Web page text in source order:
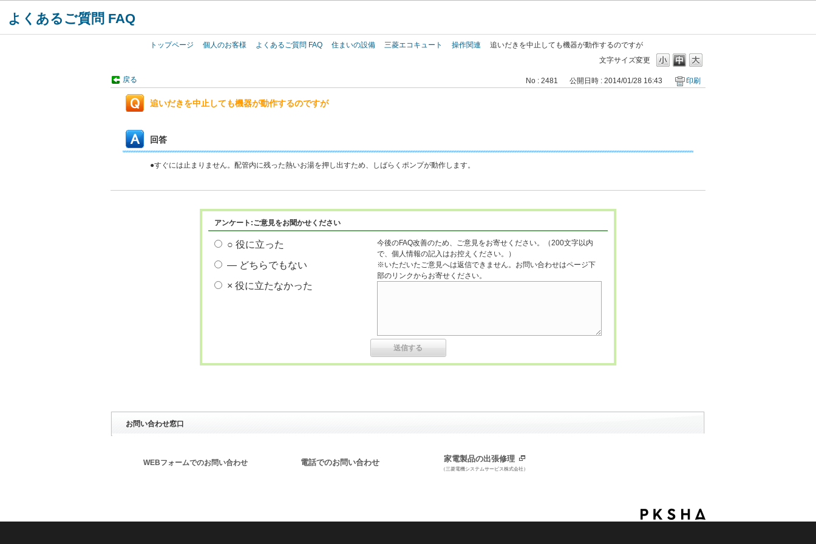
よくあるご質問 FAQ
トップページ 個人のお客様 よくあるご質問 FAQ 住まいの設備 三菱エコキュート 操作関連
追いだきを中止しても機器が動作するのですが
文字サイズ変更
戻る No : 2481 公開日時 : 2014/01/28 16:43 印刷
追いだきを中止しても機器が動作するのですが
回答
●すぐには止まりません。配管内に残った熱いお湯を押し出すため、しばらくポンプが動作します。
アンケート:ご意見をお聞かせください
○ 役に立った
― どちらでもない
× 役に立たなかった
今後のFAQ改善のため、ご意見をお寄せください。（200文字以内
で、個人情報の記入はお控えください。）
※いただいたご意見へは返信できません。お問い合わせはページ下
部のリンクからお寄せください。
お問い合わせ窓口
WEBフォームでのお問い合わせ 電話でのお問い合わせ 家電製品の出張修理
（三菱電機システムサービス株式会社）